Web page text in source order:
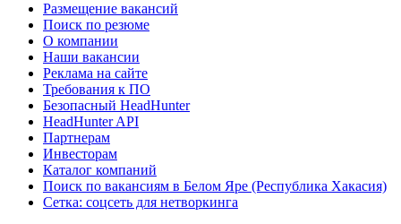
Размещение вакансий
Поиск по резюме
О компании
Наши вакансии
Реклама на сайте
Требования к ПО
Безопасный HeadHunter
HeadHunter API
Партнерам
Инвесторам
Каталог компаний
Поиск по вакансиям в Белом Яре (Республика Хакасия)
Сетка: соцсеть для нетворкинга